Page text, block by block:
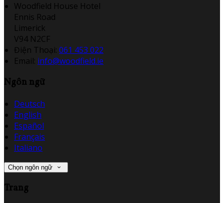
Woodfield House Hotel
Ennis Road
Limerick
V94 N2CF
Điện Thoại: 061 453 022
Email: info@woodfield.ie
Ngôn ngữ
Deutsch
English
Español
Français
Italiano
Chọn ngôn ngữ
Trang